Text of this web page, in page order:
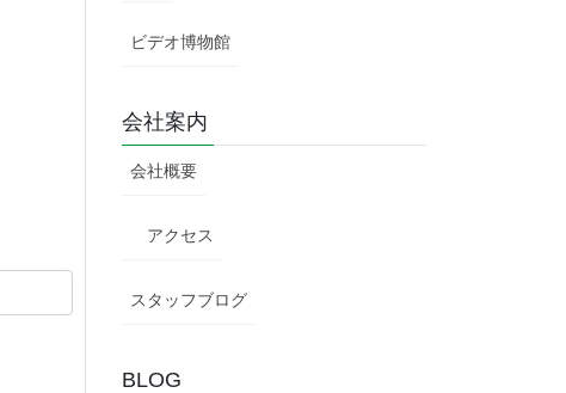
ビデオ博物館
会社案内
会社概要
アクセス
スタッフブログ
BLOG